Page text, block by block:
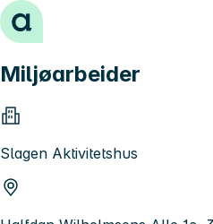
Hopp til innhold
Miljøarbeider
Slagen Aktivitetshus